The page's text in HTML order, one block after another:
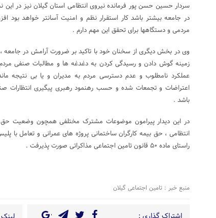
سردار حسین حسن پور فرمانده نیروی انتظامی استان گیلان نیز در
در جامعه بیشتر باشد کار استقرار نظم و امنیت آسانتر خواهد بود
مردمی و دستگاهها برای تحقق این مهم دارم .
وی در بخش دیگری از سخنان خود با تاکید بر ضرورت آرامش در جامعه
زمینه گوش دادن و رسیدگی کردن به دغدغه ها و مطالبات صنفی
عملکرد نامطلوب و عدم دسترسی مردم به مدیران و یا بی نتیجه
اعتراضات و تجمعات شده و حسب رهنمود رهبری پیگیری انتظارات
باشد .
در این دیدار پیرامون موضوعات مشترک مختلفی همچون وضعیت حق
انتظامی ، حق بیمه کارگران ساختمانی پروژه های عمرانی و تعامل با
راستای ماده ۵۰ قانون تامین اجتماعی مذاکراتی صورت پذیرفت .
منبع خبر : تامین اجتماعی گیلان